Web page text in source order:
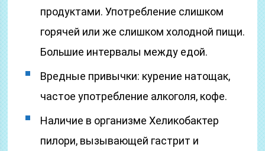
продуктами. Употребление слишком
горячей или же слишком холодной пищи.
Большие интервалы между едой.
Вредные привычки: курение натощак,
частое употребление алкоголя, кофе.
Наличие в организме Хеликобактер
пилори, вызывающей гастрит и